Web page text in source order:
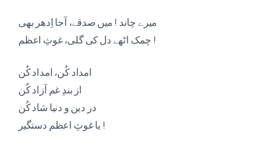
میرے چاند ! میں صدقے، آجا اِدھر بھی
چمک اٹھے دل کی گلی، غوثِ اعظم !
امداد کُن، امداد کُن
از بندِ غم آزاد کُن
در دین و دنیا شاد کُن
یا غوثِ اعظم دستگیر !